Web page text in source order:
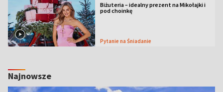
Biżuteria – idealny prezent na Mikołajki i
pod choinkę
Pytanie na Śniadanie
Najnowsze